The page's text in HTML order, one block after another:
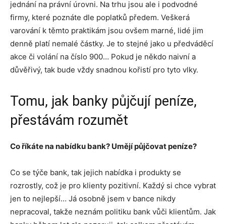
jednání na právní úrovni. Na trhu jsou ale i podvodné
firmy, které poznáte dle poplatků předem. Veškerá
varování k těmto praktikám jsou ovšem marné, lidé jim
denně platí nemalé částky. Je to stejné jako u předváděcí
akce či volání na číslo 900… Pokud je někdo naivní a
důvěřivý, tak bude vždy snadnou kořistí pro tyto vlky.
Tomu, jak banky půjčují peníze,
přestávám rozumět
Co říkáte na nabídku bank? Umějí půjčovat peníze?
Co se týče bank, tak jejich nabídka i produkty se
rozrostly, což je pro klienty pozitivní. Každý si chce vybrat
jen to nejlepší… Já osobně jsem v bance nikdy
nepracoval, takže neznám politiku bank vůči klientům. Jak